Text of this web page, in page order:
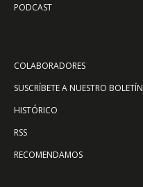
PODCAST
COLABORADORES
SUSCRÍBETE A NUESTRO BOLETÍN
HISTÓRICO
RSS
RECOMENDAMOS